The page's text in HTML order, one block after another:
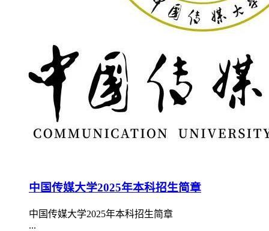
中国传媒大学2025年本科招生简章
中国传媒大学2025年本科招生简章
...